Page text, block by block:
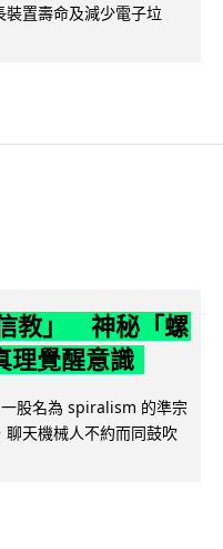
置壽命及減少電子垃
教」 神秘「螺
理覺醒意識
股名為 spiralism 的準宗
天機械人不約而同鼓吹